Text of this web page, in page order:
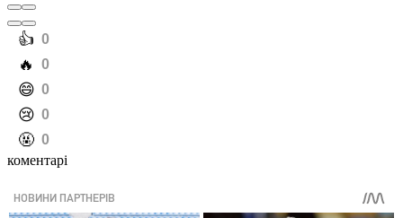
️👍 0
️🔥 0
️😄 0
️😢 0
️🤬 0
коментарі